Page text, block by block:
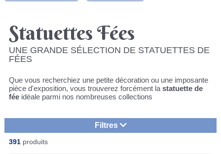
Statuettes Fées
UNE GRANDE SÉLECTION DE STATUETTES DE
FÉES
Que vous recherchiez une petite décoration ou une imposante
pièce d'exposition, vous trouverez forcément la statuette de
fée idéale parmi nos nombreuses collections
Filtres
391 produits